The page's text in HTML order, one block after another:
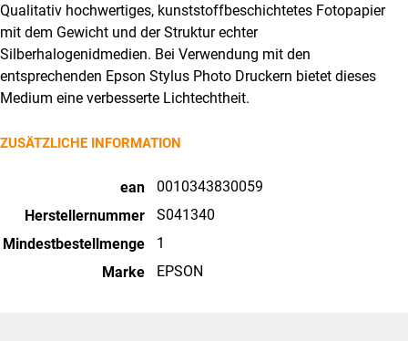
Menge
Qualitativ hochwertiges, kunststoffbeschichtetes Fotopapier
mit dem Gewicht und der Struktur echter
Silberhalogenidmedien. Bei Verwendung mit den
entsprechenden Epson Stylus Photo Druckern bietet dieses
Medium eine verbesserte Lichtechtheit.
ZUSÄTZLICHE INFORMATION
ean
0010343830059
Herstellernummer
S041340
Mindestbestellmenge
1
Marke
EPSON